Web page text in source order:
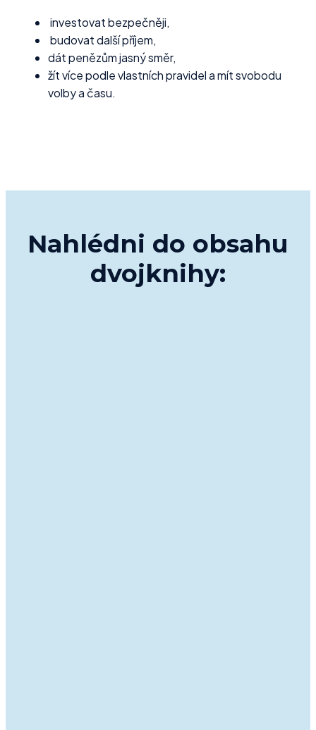
investovat bezpečněji,
budovat další příjem,
dát penězům jasný směr,
žít více podle vlastních pravidel a mít svobodu
volby a času.
Nahlédni do obsahu
dvojknihy: